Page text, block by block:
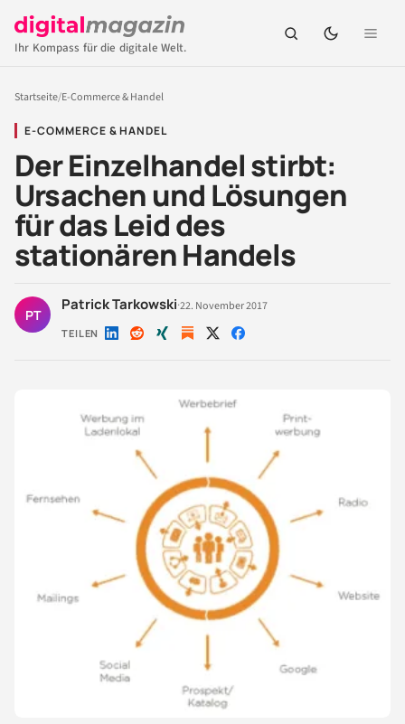
Ihr Kompass für die digitale Welt.
Startseite/E-Commerce & Handel
E-COMMERCE & HANDEL
Der Einzelhandel stirbt:
Ursachen und Lösungen
für das Leid des
stationären Handels
PT
Patrick Tarkowski·22. November 2017
TEILEN Auf Auf Auf Auf Auf